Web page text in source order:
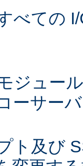
べての
ジュー
ーサーバ
ト及び